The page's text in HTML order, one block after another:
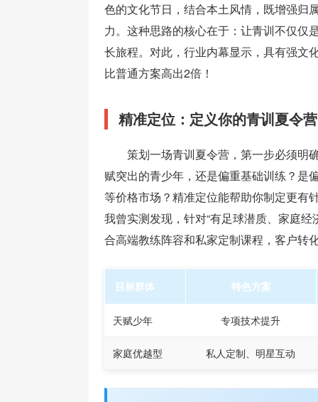
色的文化节日，结合本土风情，既增强归
力。这种思路的核心在于：让青训不仅仅
长旅程。对此，行业内幕显示，具有强文
比普通方案高出2倍！
精准定位：定义你的青训夏令
策划一场青训夏令营，第一步必须明
赋突出的青少年，还是偏重基础训练？是
等价格市场？精准定位能帮助你制定更有
我曾实测发现，针对“有足球潜质、家庭经
合高端教练阵容和私家定制课程，客户转
目标群体 特色方案
天赋少年 专项技术提升
家庭优越型 私人定制、明星互动